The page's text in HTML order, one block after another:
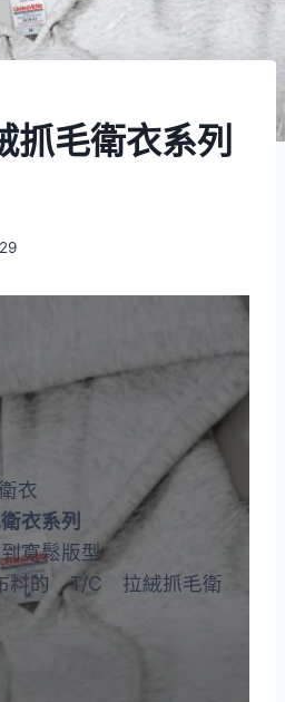
毛衛衣系列
衣
衣系列
寬鬆版型
料的 T/C 拉絨抓毛衛